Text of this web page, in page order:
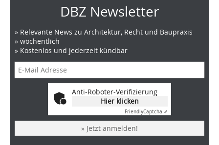
DBZ Newsletter
» Relevante News zu Architektur, Recht und Baupraxis
» wöchentlich
» Kostenlos und jederzeit kündbar
Anti-Roboter-Verifizierung
Hier klicken
FriendlyCaptcha ⇗
» Jetzt anmelden!